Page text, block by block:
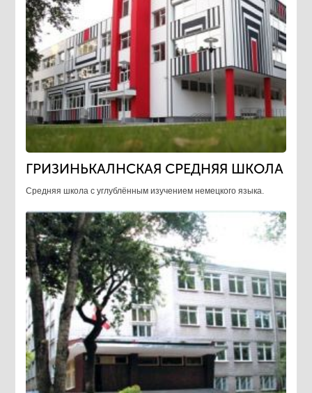
ГРИЗИНЬКАЛНСКАЯ СРЕДНЯЯ ШКОЛА
Средняя школа с углублённым изучением немецкого языка.